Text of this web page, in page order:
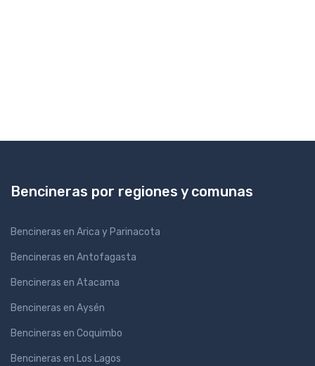
Bencineras por regiones y comunas
Bencineras en Arica y Parinacota
Bencineras en Antofagasta
Bencineras en Atacama
Bencineras en Aysén
Bencineras en Coquimbo
Bencineras en Los Lagos